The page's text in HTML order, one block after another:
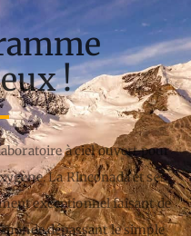
!
à ciel ouvert pour
La Rinconada et ses
exceptionnel faisant de
dépassant le simple